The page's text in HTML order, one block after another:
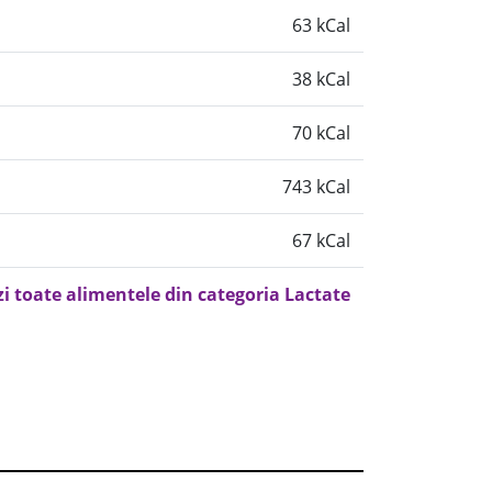
63 kCal
38 kCal
70 kCal
743 kCal
67 kCal
toate alimentele din categoria Lactate